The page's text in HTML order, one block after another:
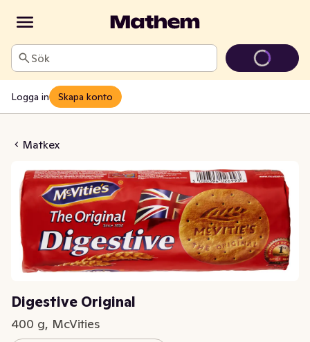
Sök
Logga in Skapa konto
Matkex
Original
Digestive Original
400 g, McVities